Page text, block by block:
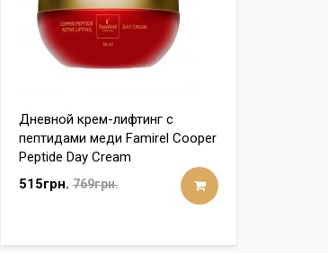
Дневной крем-лифтинг с
пептидами меди Famirel Cooper
Peptide Day Cream
515грн. 769грн.